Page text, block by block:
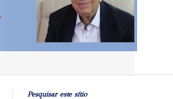
Pesquisar este sítio